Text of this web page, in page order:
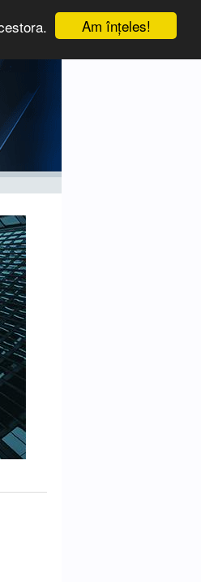
Am înţeles!